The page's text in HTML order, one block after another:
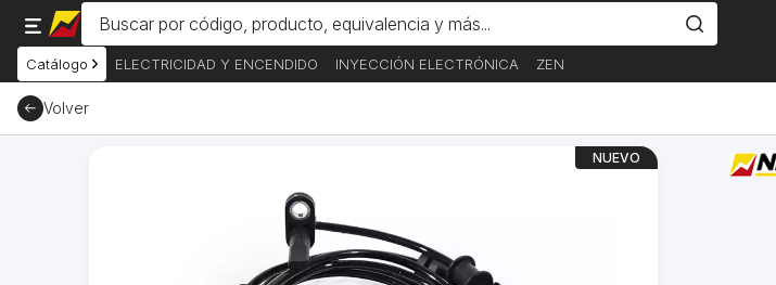
Catálogo ELECTRICIDAD Y ENCENDIDO INYECCIÓN ELECTRÓNICA ZEN
Volver
NUEVO